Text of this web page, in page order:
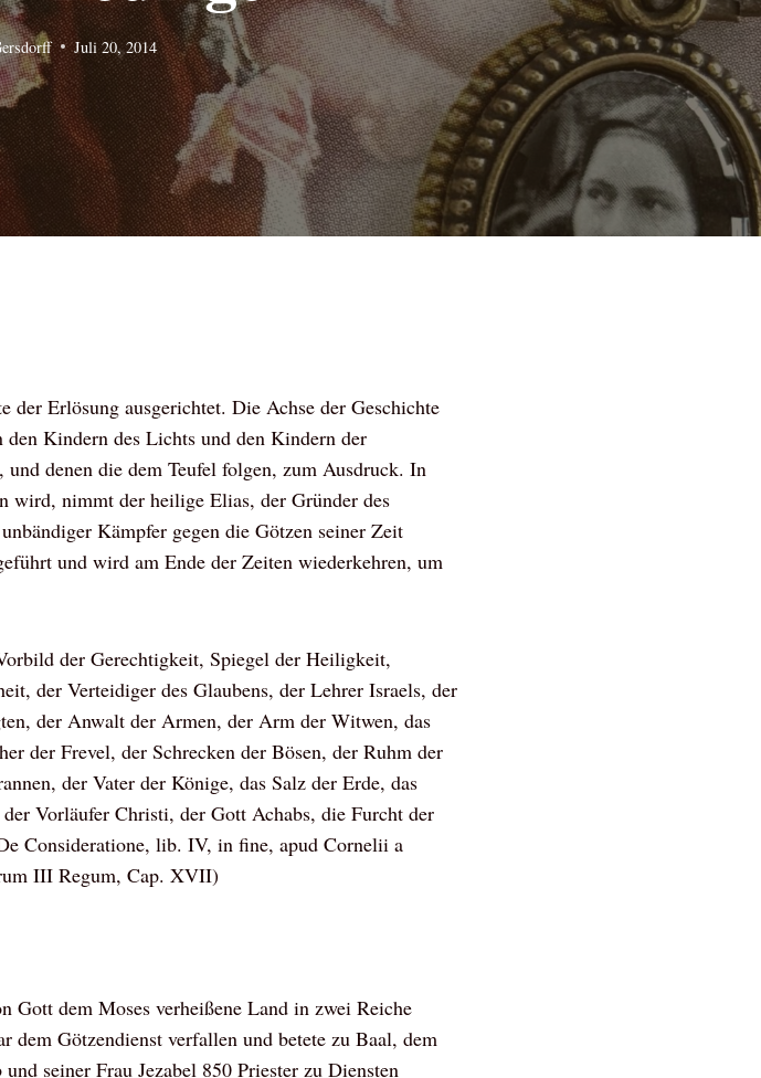
Juli 20, 2014
Erlösung ausgerichtet. Die Achse der Geschichte
Kindern des Lichts und den Kindern der
denen die dem Teufel folgen, zum Ausdruck. In
wird, nimmt der heilige Elias, der Gründer des
Kämpfer gegen die Götzen seiner Zeit
und wird am Ende der Zeiten wiederkehren, um
der Gerechtigkeit, Spiegel der Heiligkeit,
der Verteidiger des Glaubens, der Lehrer Israels, der
der Anwalt der Armen, der Arm der Witwen, das
der Frevel, der Schrecken der Bösen, der Ruhm der
der Vater der Könige, das Salz der Erde, das
Vorläufer Christi, der Gott Achabs, die Furcht der
Consideratione, lib. IV, in fine, apud Cornelii a
III Regum, Cap. XVII)
Gott dem Moses verheißene Land in zwei Reiche
Götzendienst verfallen und betete zu Baal, dem
seiner Frau Jezabel 850 Priester zu Diensten